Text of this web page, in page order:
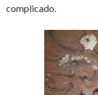
complicado.